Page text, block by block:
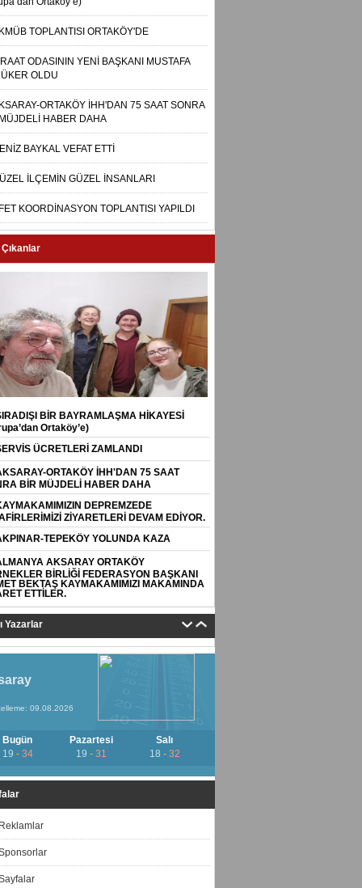
TOPLANTISI ORTAKÖY'DE
ODASININ YENİ BAŞKANI MUSTAFA
OLDU
ORTAKÖY İHH'DAN 75 SAAT SONRA
HABER DAHA
BAYKAL VEFAT ETTİ
İLÇEMİN GÜZEL İNSANLARI
KOORDİNASYON TOPLANTISI YAPILDI
BİR BAYRAMLAŞMA HİKAYESİ
Ortaköy’e)
ÜCRETLERİ ZAMLANDI
ORTAKÖY İHH'DAN 75 SAAT
BİR MÜJDELİ HABER DAHA
DEPREMZEDE
ZİYARETLERİ DEVAM EDİYOR.
TEPEKÖY YOLUNDA KAZA
AKSARAY ORTAKÖY
BİRLİĞİ FEDERASYON BAŞKANI
BEKTAŞ KAYMAKAMIMIZI MAKAMINDA
ETTİLER.
Yazarlar
09.08.2026
Bugün
19 - 34
Pazartesi
19 - 31
Salı
18 - 32